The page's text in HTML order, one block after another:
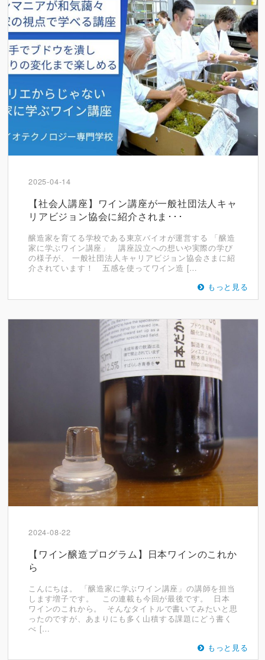
2025-04-14
【社会人講座】ワイン講座が一般社団法人キャ
リアビジョン協会に紹介されま･･･
醸造家を育てる学校である東京バイオが運営する 「醸造
家に学ぶワイン講座」 講座設立への想いや実際の学び
の様子が、 一般社団法人キャリアビジョン協会さまに紹
介されています！ 五感を使ってワイン造 […
もっと見る
2024-08-22
【ワイン醸造プログラム】日本ワインのこれか
ら
こんにちは。 「醸造家に学ぶワイン講座」の講師を担当
します増子です。 この連載も今回が最後です。 日本
ワインのこれから。 そんなタイトルで書いてみたいと思
ったのですが、あまりにも多く山積する課題にどう書く
べ […
もっと見る